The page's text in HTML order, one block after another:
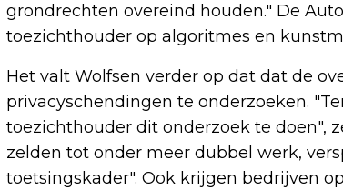
grondrechten overeind houden." De
toezichthouder op algoritmes en
Het valt Wolfsen verder op dat dat de
privacyschendingen te onderzoeken.
toezichthouder dit onderzoek te doen",
zelden tot onder meer dubbel werk,
toetsingskader". Ook krijgen bedrijven